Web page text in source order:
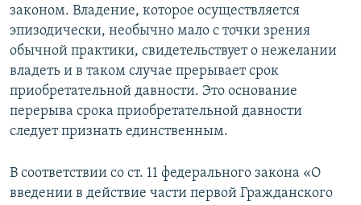
законом. Владение, которое осуществляется
эпизодически, необычно мало с точки зрения
обычной практики, свидетельствует о нежелании
владеть и в таком случае прерывает срок
приобретательной давности. Это основание
перерыва срока приобретательной давности
следует признать единственным.
В соответствии со ст. 11 федерального закона «О
введении в действие части первой Гражданского